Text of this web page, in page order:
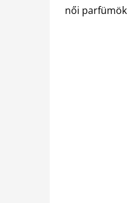
női parfümök